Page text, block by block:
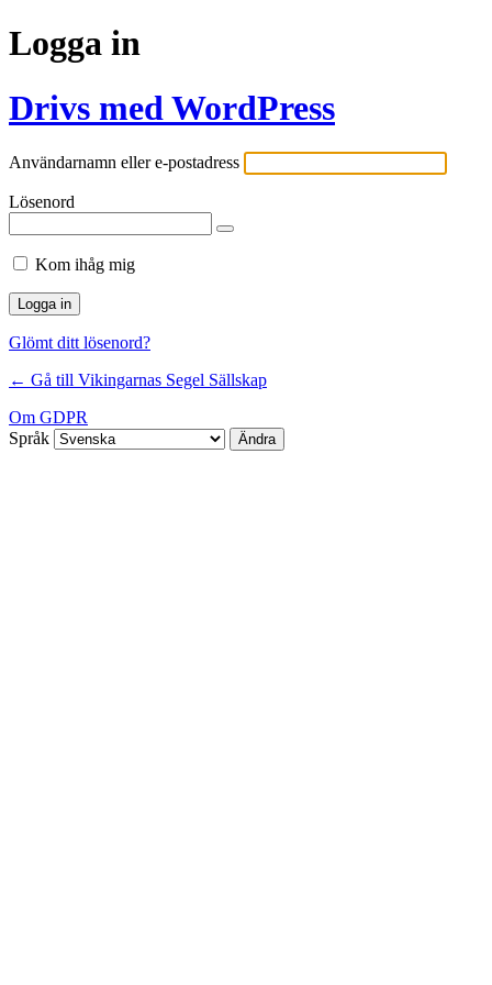
Logga in
Drivs med WordPress
Användarnamn eller e-postadress
Lösenord
Kom ihåg mig
Glömt ditt lösenord?
← Gå till Vikingarnas Segel Sällskap
Om GDPR
Språk